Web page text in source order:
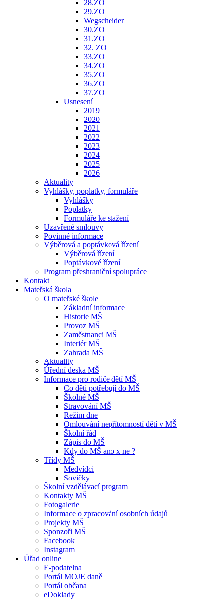
28.ZO
29.ZO
Wegscheider
30.ZO
31.ZO
32. ZO
33.ZO
34.ZO
35.ZO
36.ZO
37.ZO
Usnesení
2019
2020
2021
2022
2023
2024
2025
2026
Aktuality
Vyhlášky, poplatky, formuláře
Vyhlášky
Poplatky
Formuláře ke stažení
Uzavřené smlouvy
Povinné informace
Výběrová a poptávková řízení
Výběrová řízení
Poptávkové řízení
Program přeshraniční spolupráce
Kontakt
Mateřská škola
O mateřské škole
Základní informace
Historie MŠ
Provoz MŠ
Zaměstnanci MŠ
Interiér MŠ
Zahrada MŠ
Aktuality
Úřední deska MŠ
Informace pro rodiče dětí MŠ
Co děti potřebují do MŠ
Školné MŠ
Stravování MŠ
Režim dne
Omlouvání nepřítomností dětí v MŠ
Školní řád
Zápis do MŠ
Kdy do MŠ ano x ne ?
Třídy MŠ
Medvídci
Sovičky
Školní vzdělávací program
Kontakty MŠ
Fotogalerie
Informace o zpracování osobních údajů
Projekty MŠ
Sponzoři MŠ
Facebook
Instagram
Úřad online
E-podatelna
Portál MOJE daně
Portál občana
eDoklady